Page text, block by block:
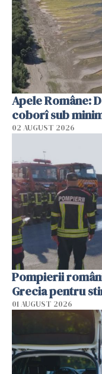
Apele Române:
coborî sub
02 AUGUST 2026
Pompierii
Grecia pentru
01 AUGUST 2026